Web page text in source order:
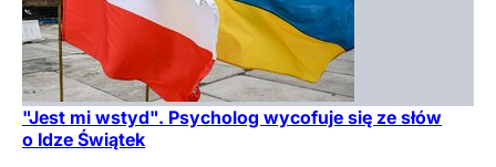
"Jest mi wstyd". Psycholog wycofuje się ze słów
o Idze Świątek